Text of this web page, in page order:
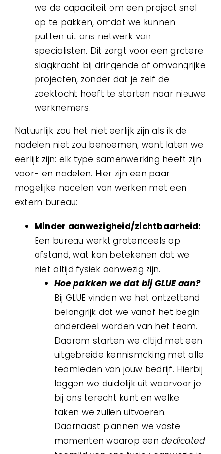
we de capaciteit om een project snel
op te pakken, omdat we kunnen
putten uit ons netwerk van
specialisten. Dit zorgt voor een grotere
slagkracht bij dringende of omvangrijke
projecten, zonder dat je zelf de
zoektocht hoeft te starten naar nieuwe
werknemers.
Natuurlijk zou het niet eerlijk zijn als ik de
nadelen niet zou benoemen, want laten we
eerlijk zijn: elk type samenwerking heeft zijn
voor- en nadelen. Hier zijn een paar
mogelijke nadelen van werken met een
extern bureau:
Minder aanwezigheid/zichtbaarheid:
Een bureau werkt grotendeels op
afstand, wat kan betekenen dat we
niet altijd fysiek aanwezig zijn.
Hoe pakken we dat bij GLUE aan?
Bij GLUE vinden we het ontzettend
belangrijk dat we vanaf het begin
onderdeel worden van het team.
Daarom starten we altijd met een
uitgebreide kennismaking met alle
teamleden van jouw bedrijf. Hierbij
leggen we duidelijk uit waarvoor je
bij ons terecht kunt en welke
taken we zullen uitvoeren.
Daarnaast plannen we vaste
momenten waarop eendedicated